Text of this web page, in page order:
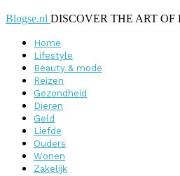
Blogse.nl DISCOVER THE ART OF
Home
Lifestyle
Beauty & mode
Reizen
Gezondheid
Dieren
Geld
Liefde
Ouders
Wonen
Zakelijk